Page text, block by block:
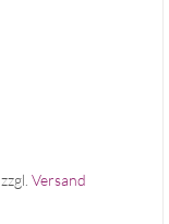
zzgl. Versand